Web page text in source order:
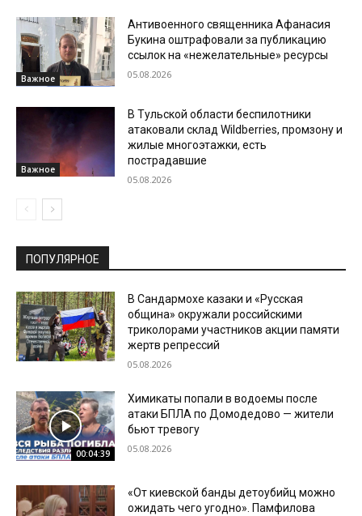
Важное
Антивоенного священника Афанасия
Букина оштрафовали за публикацию
ссылок на «нежелательные» ресурсы
05.08.2026
Важное
В Тульской области беспилотники
атаковали склад Wildberries, промзону и
жилые многоэтажки, есть
пострадавшие
05.08.2026
ПОПУЛЯРНОЕ
В Сандармохе казаки и «Русская
община» окружали российскими
триколорами участников акции памяти
жертв репрессий
05.08.2026
00:04:39
Химикаты попали в водоемы после
атаки БПЛА по Домодедово — жители
бьют тревогу
05.08.2026
«От киевской банды детоубийц можно
ожидать чего угодно». Памфилова